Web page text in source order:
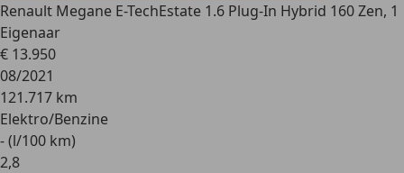
Renault Megane E-TechEstate 1.6 Plug-In Hybrid 160 Zen, 1
Eigenaar
€ 13.950
08/2021
121.717 km
Elektro/Benzine
- (l/100 km)
2,8